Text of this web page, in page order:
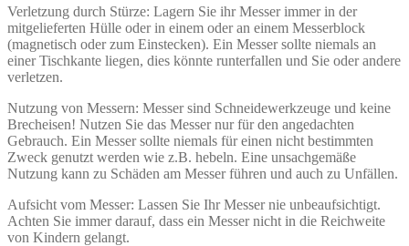
Verletzung durch Stürze: Lagern Sie ihr Messer immer in der
mitgelieferten Hülle oder in einem oder an einem Messerblock
(magnetisch oder zum Einstecken). Ein Messer sollte niemals an
einer Tischkante liegen, dies könnte runterfallen und Sie oder andere
verletzen.
Nutzung von Messern: Messer sind Schneidewerkzeuge und keine
Brecheisen! Nutzen Sie das Messer nur für den angedachten
Gebrauch. Ein Messer sollte niemals für einen nicht bestimmten
Zweck genutzt werden wie z.B. hebeln. Eine unsachgemäße
Nutzung kann zu Schäden am Messer führen und auch zu Unfällen.
Aufsicht vom Messer: Lassen Sie Ihr Messer nie unbeaufsichtigt.
Achten Sie immer darauf, dass ein Messer nicht in die Reichweite
von Kindern gelangt.